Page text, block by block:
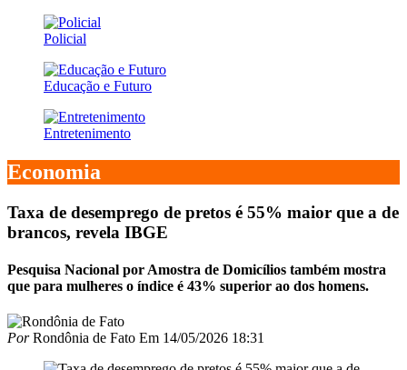
Policial
Educação e Futuro
Entretenimento
Economia
Taxa de desemprego de pretos é 55% maior que a de
brancos, revela IBGE
Pesquisa Nacional por Amostra de Domicílios também mostra
que para mulheres o índice é 43% superior ao dos homens.
PorRondônia de Fato Em 14/05/2026 18:31